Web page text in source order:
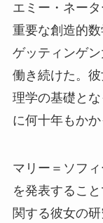
エミー・ネー
重要な創造的数
ゲッティンゲ
働き続けた。
理学の基礎と
に何十年もかか
マリー＝ソフ
を発表するこ
関する彼女の